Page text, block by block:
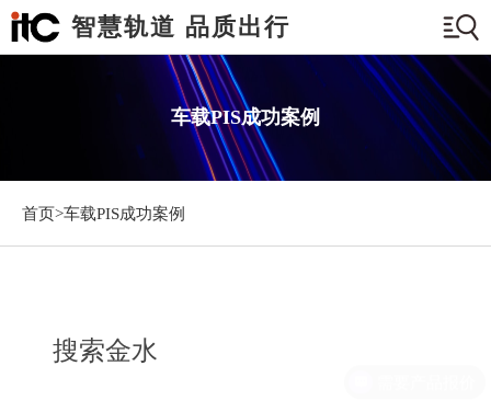
智慧轨道 品质出行
车载PIS成功案例
首页>车载PIS成功案例
搜索金水